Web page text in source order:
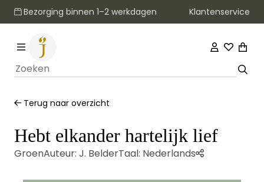
Bezorging binnen 1–2 werkdagen Klantenservice
Terug naar overzicht
Hebt elkander hartelijk lief
GroenAuteur: J. BelderTaal: Nederlands